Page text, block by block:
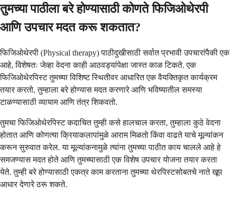
तुमच्या पाठीला बरे होण्यासाठी कोणते फिजिओथेरपी
आणि उपचार मदत करू शकतात?
फिजिओथेरपी (Physical therapy) पाठीदुखीसाठी सर्वात प्रभावी उपचारांपैकी एक
आहे, विशेषतः जेव्हा वेदना काही आठवड्यांपेक्षा जास्त काळ टिकते. एक
फिजिओथेरपिस्ट तुमच्या विशिष्ट स्थितीवर आधारित एक वैयक्तिकृत कार्यक्रम
तयार करतो, तुम्हाला बरे होण्यास मदत करणारे आणि भविष्यातील समस्या
टाळण्यासाठी व्यायाम आणि तंत्र शिकवतो.
तुमचा फिजिओथेरपिस्ट कदाचित तुम्ही कसे हालचाल करता, तुम्हाला कुठे वेदना
होतात आणि कोणत्या क्रियाकलापांमुळे आराम मिळतो किंवा वाढते याचे मूल्यांकन
करून सुरुवात करेल. या मूल्यांकनामुळे त्यांना तुमच्या पाठीत काय चालले आहे हे
समजण्यास मदत होते आणि तुमच्यासाठी एक विशेष उपचार योजना तयार करता
येते. तुम्ही बरे होण्यासाठी एकत्र काम करताना तुमच्या थेरपिस्टसोबतचे नाते खूप
आधार देणारे ठरू शकते.